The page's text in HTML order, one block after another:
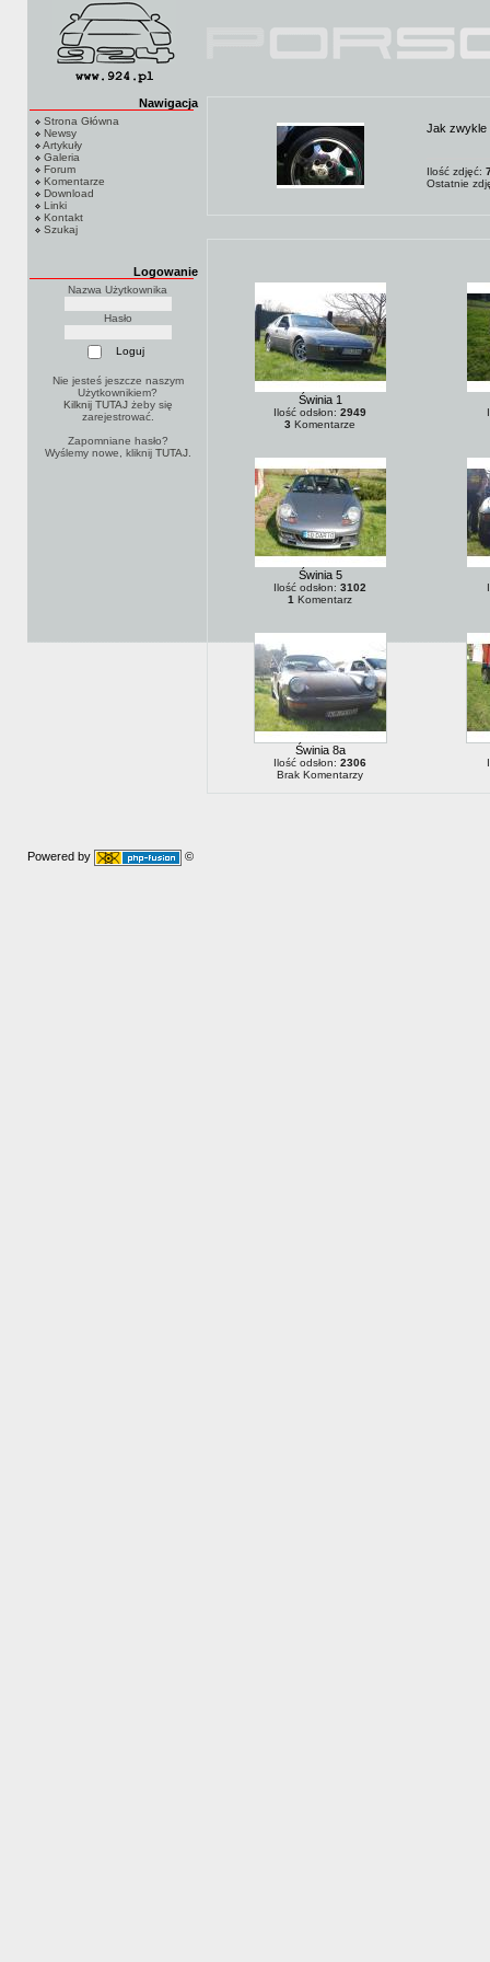
Nawigacja
Strona Główna
Newsy
Artykuły
Galeria
Forum
Komentarze
Download
Linki
Kontakt
Szukaj
Logowanie
Nazwa Użytkownika
Hasło
Nie jesteś jeszcze naszym
Użytkownikiem?
Kilknij TUTAJżeby się
zarejestrować.
Zapomniane hasło?
Wyślemy nowe, kliknij TUTAJ.
Jak zwykle
Ilość zdjęć:
Ostatnie
Świnia 1
Ilość odsłon: 2949
3 Komentarze
Świnia 5
Ilość odsłon: 3102
1 Komentarz
Świnia 8a
Ilość odsłon: 2306
Brak Komentarzy
Powered by ©